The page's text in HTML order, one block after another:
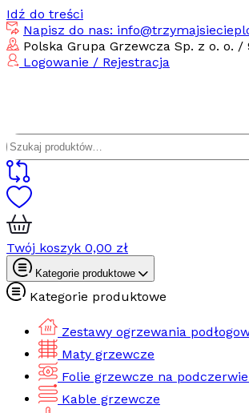
Idź do treści
Napisz do nas:
Polska Grupa Grzewcza Sp. z o. o.
Logowanie / Rejestracja
Szukaj:
Twój koszyk 0,00 zł
Kategorie produktowe
Kategorie produktowe
Zestawy ogrzewania
Maty grzewcze
Folie grzewcze na
Kable grzewcze